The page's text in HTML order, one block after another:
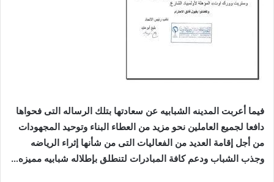
فيما أعربت المدينه الشبابيه عن سعادتها بتلك الرساله التى فحواها
دافعا لجميع العاملين نحو مزيد من العطاء البناء وتوحيد المجهودات
من أجل إقامة العديد من الفعاليات التى من شأنها إثراء الرياضه
وجذب الشباب ودعم كافة المبادرات لتنطلق بإطلاله شبابيه مميزه…